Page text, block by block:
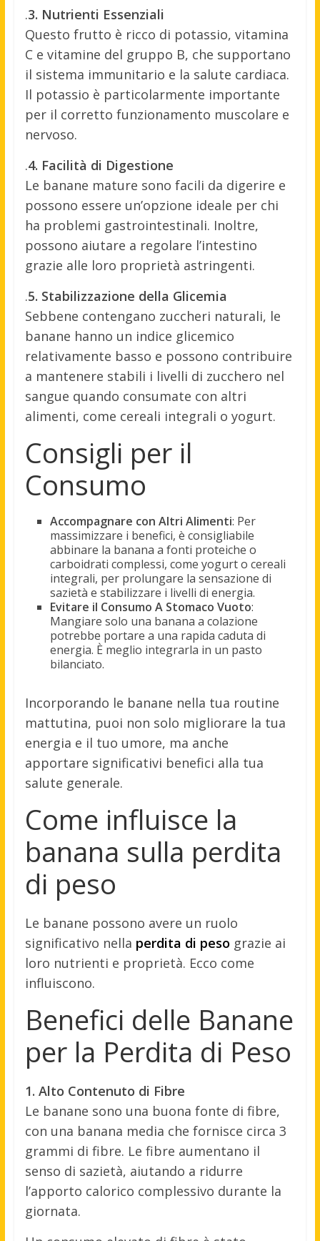
.3. Nutrienti Essenziali
Questo frutto è ricco di potassio, vitamina
C e vitamine del gruppo B, che supportano
il sistema immunitario e la salute cardiaca.
Il potassio è particolarmente importante
per il corretto funzionamento muscolare e
nervoso.
.4. Facilità di Digestione
Le banane mature sono facili da digerire e
possono essere un’opzione ideale per chi
ha problemi gastrointestinali. Inoltre,
possono aiutare a regolare l’intestino
grazie alle loro proprietà astringenti.
.5. Stabilizzazione della Glicemia
Sebbene contengano zuccheri naturali, le
banane hanno un indice glicemico
relativamente basso e possono contribuire
a mantenere stabili i livelli di zucchero nel
sangue quando consumate con altri
alimenti, come cereali integrali o yogurt.
Consigli per il
Consumo
Accompagnare con Altri Alimenti: Per
massimizzare i benefici, è consigliabile
abbinare la banana a fonti proteiche o
carboidrati complessi, come yogurt o cereali
integrali, per prolungare la sensazione di
sazietà e stabilizzare i livelli di energia.
Evitare il Consumo A Stomaco Vuoto:
Mangiare solo una banana a colazione
potrebbe portare a una rapida caduta di
energia. È meglio integrarla in un pasto
bilanciato.
Incorporando le banane nella tua routine
mattutina, puoi non solo migliorare la tua
energia e il tuo umore, ma anche
apportare significativi benefici alla tua
salute generale.
Come influisce la
banana sulla perdita
di peso
Le banane possono avere un ruolo
significativo nella perdita di peso grazie ai
loro nutrienti e proprietà. Ecco come
influiscono.
Benefici delle Banane
per la Perdita di Peso
1. Alto Contenuto di Fibre
Le banane sono una buona fonte di fibre,
con una banana media che fornisce circa 3
grammi di fibre. Le fibre aumentano il
senso di sazietà, aiutando a ridurre
l’apporto calorico complessivo durante la
giornata.